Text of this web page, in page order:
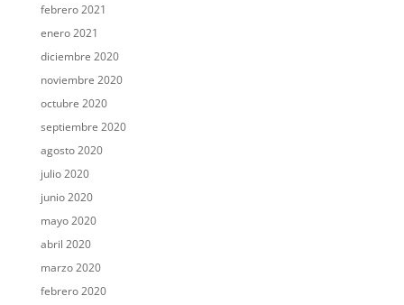
febrero 2021
enero 2021
diciembre 2020
noviembre 2020
octubre 2020
septiembre 2020
agosto 2020
julio 2020
junio 2020
mayo 2020
abril 2020
marzo 2020
febrero 2020